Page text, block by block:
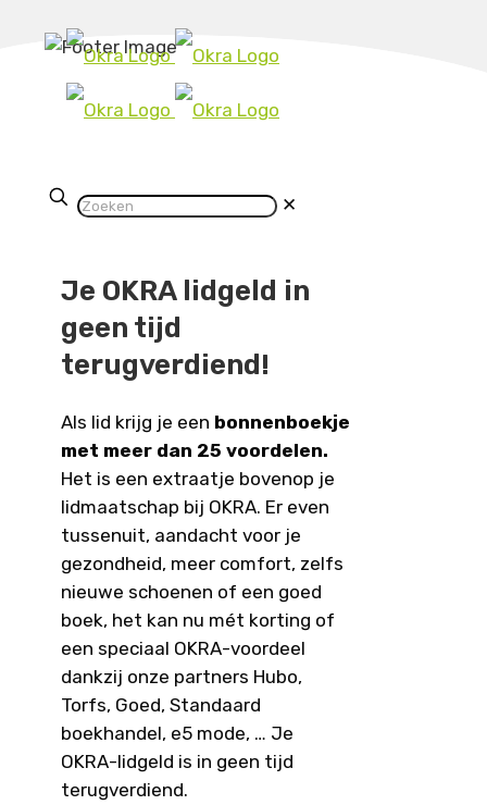
✕
Je OKRA lidgeld in
geen tijd
terugverdiend!
Als lid krijg je een bonnenboekje
met meer dan 25 voordelen.
Het is een extraatje bovenop je
lidmaatschap bij OKRA. Er even
tussenuit, aandacht voor je
gezondheid, meer comfort, zelfs
nieuwe schoenen of een goed
boek, het kan nu mét korting of
een speciaal OKRA-voordeel
dankzij onze partners Hubo,
Torfs, Goed, Standaard
boekhandel, e5 mode, … Je
OKRA-lidgeld is in geen tijd
terugverdiend.